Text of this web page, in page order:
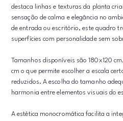
destaca linhas e texturas da planta
sensação de calma e elegância no
de entrada ou escritório, este quadro
superfícies com personalidade sem
Tamanhos disponíveis são 180x120
cm o que permite escolher a escala
reduzidos. A escolha do tamanho
harmonia entre elementos visuais do
A estética monocromática facilita a